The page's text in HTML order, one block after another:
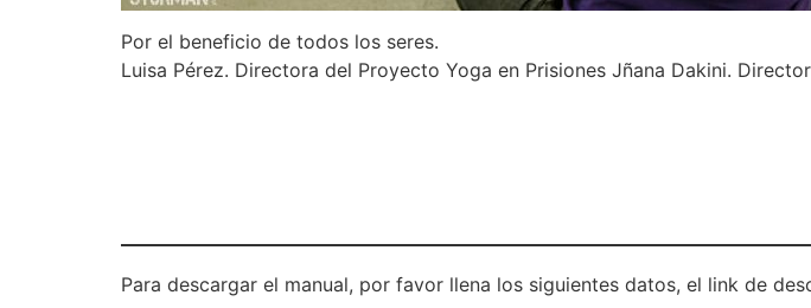
Por el beneficio de todos los seres.
Luisa Pérez. Directora del Proyecto Yoga en Prisiones Jñana Dakini.
Para descargar el manual, por favor llena los siguientes datos, el link de